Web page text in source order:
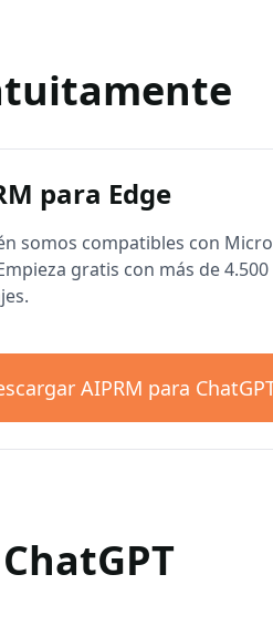
para Edge
somos compatibles con
gratis con más de 4.500
AIPRM para